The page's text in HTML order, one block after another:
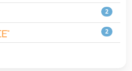
2
2